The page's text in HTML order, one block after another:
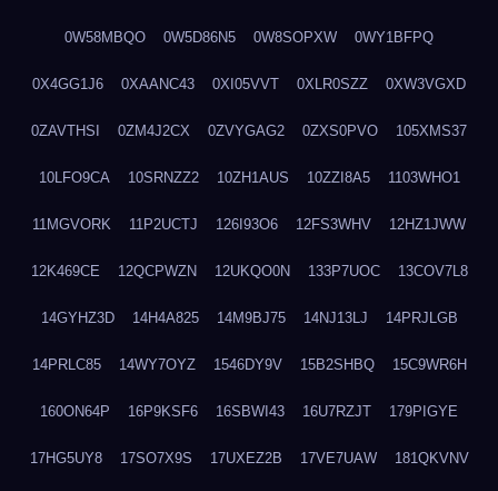
0W58MBQO 0W5D86N5 0W8SOPXW 0WY1BFPQ
0X4GG1J6 0XAANC43 0XI05VVT 0XLR0SZZ 0XW3VGXD
0ZAVTHSI 0ZM4J2CX 0ZVYGAG2 0ZXS0PVO 105XMS37
10LFO9CA 10SRNZZ2 10ZH1AUS 10ZZI8A5 1103WHO1
11MGVORK 11P2UCTJ 126I93O6 12FS3WHV 12HZ1JWW
12K469CE 12QCPWZN 12UKQO0N 133P7UOC 13COV7L8
14GYHZ3D 14H4A825 14M9BJ75 14NJ13LJ 14PRJLGB
14PRLC85 14WY7OYZ 1546DY9V 15B2SHBQ 15C9WR6H
160ON64P 16P9KSF6 16SBWI43 16U7RZJT 179PIGYE
17HG5UY8 17SO7X9S 17UXEZ2B 17VE7UAW 181QKVNV